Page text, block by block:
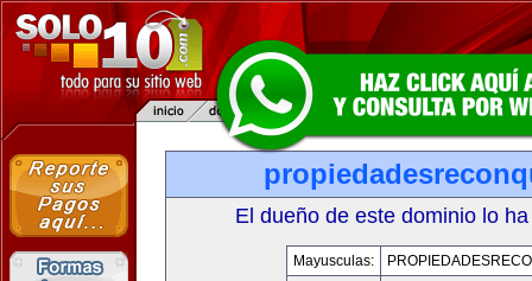
El dueño de este dominio lo
Mayusculas: